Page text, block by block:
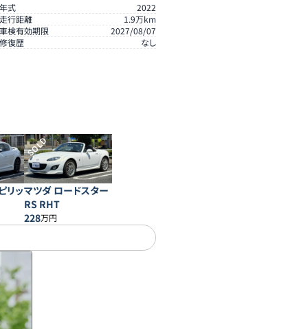
年式
2022
走行距離
1.9万km
車検有効期限
2027/08/07
修復歴
なし
リッ
SOLD
マツダ ロードスター
RS RHT
228万円